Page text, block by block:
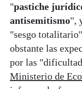
"pastiche
antisemitismo",
"sesgo
obstante las
por las
Ministerio de